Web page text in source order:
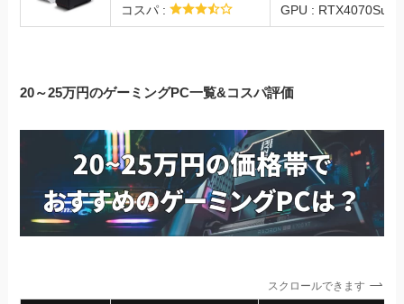
コスパ :
GPU :
20～25万円のゲーミングPC一覧&コスパ評価
スクロールできます